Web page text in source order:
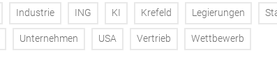
Industrie ING KI Krefeld Legierungen
Unternehmen USA Vertrieb Wettbewerb